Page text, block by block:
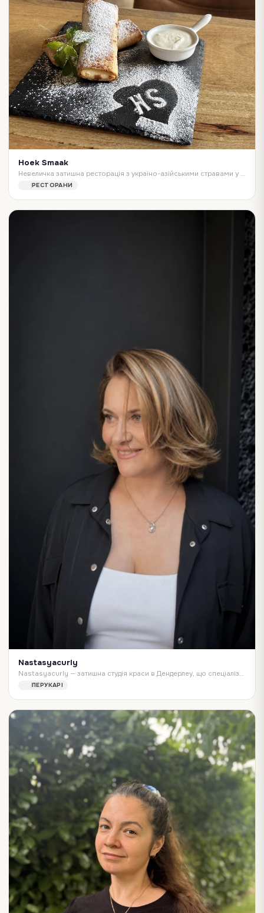
Hoek Smaak
Невеличка затишна ресторація з україно-азійськими стравами у самому серці Антверпена
РЕСТОРАНИ
Nastasyacurly
Nastasyacurly — затишна студія краси в Дендерлеу, що спеціалізується на складних техніках фарбування, блонді, камуфлюванні сивини та стрижках кучерявого волосся…
ПЕРУКАРІ